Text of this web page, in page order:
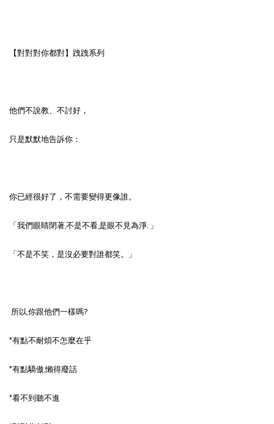
【對對對你都對】跩跩系列
他們不說教、不討好，
只是默默地告訴你：
你已經很好了，不需要變得更像誰。
「我們眼睛閉著,不是不看,是眼不見為淨. 」
「不是不笑，是沒必要對誰都笑。」
所以,你跟他們一樣嗎?
*有點不耐煩不怎麼在乎
*有點驕傲,懶得廢話
*看不到聽不進